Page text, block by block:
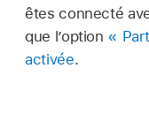
êtes connecté
que l’option «
activée.